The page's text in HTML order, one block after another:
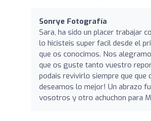
Sonrye Fotografía
Sara, ha sido un placer trabajar
lo hicisteis super facil desde el
que os conocimos. Nos
que os guste tanto vuestro
podais revivirlo siempre que que
deseamos lo mejor! Un abrazo
vosotros y otro achuchon para